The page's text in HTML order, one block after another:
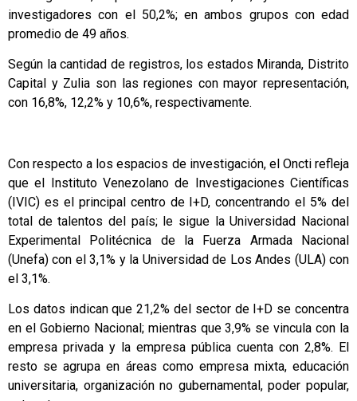
investigadores con el 50,2%; en ambos grupos con edad
promedio de 49 años.
Según la cantidad de registros, los estados Miranda, Distrito
Capital y Zulia son las regiones con mayor representación,
con 16,8%, 12,2% y 10,6%, respectivamente.
Con respecto a los espacios de investigación, el Oncti refleja
que el Instituto Venezolano de Investigaciones Científicas
(IVIC) es el principal centro de I+D, concentrando el 5% del
total de talentos del país; le sigue la Universidad Nacional
Experimental Politécnica de la Fuerza Armada Nacional
(Unefa) con el 3,1% y la Universidad de Los Andes (ULA) con
el 3,1%.
Los datos indican que 21,2% del sector de I+D se concentra
en el Gobierno Nacional; mientras que 3,9% se vincula con la
empresa privada y la empresa pública cuenta con 2,8%. El
resto se agrupa en áreas como empresa mixta, educación
universitaria, organización no gubernamental, poder popular,